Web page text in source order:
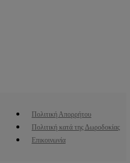
Πολιτική Απορρήτου
Πολιτική κατά της Δωροδοκίας
Επικοινωνία